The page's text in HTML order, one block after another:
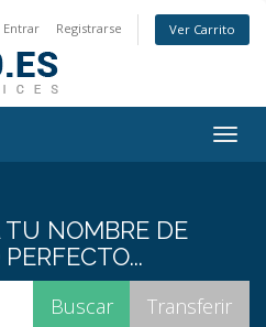
Entrar Registrarse Ver Carrito
NOMBRE DE